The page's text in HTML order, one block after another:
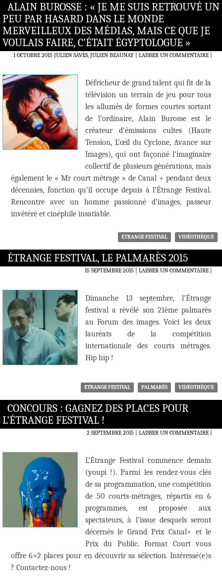
ALAIN BUROSSE : « JE ME SUIS RETROUVÉ UN
PEU PAR HASARD DANS LE MONDE
MERVEILLEUX DES MÉDIAS, MAIS CE QUE JE
VOULAIS FAIRE, C’ÉTAIT ÉGYPTOLOGUE »
1 OCTOBRE 2015 JULIEN SAVÈS, JULIEN BEAUNAY LAISSER UN COMMENTAIRE|
Défricheur de grand talent qui fit de la
télévision un terrain de jeu pour tous
les allumés de formes courtes sortant
de l’ordinaire, Alain Burosse est le
créateur d’émissions cultes (Haute
Tension, L’œil du Cyclone, Avance sur
Images), qui ont façonné l’imaginaire
collectif de plusieurs générations, mais
également le « Mr court métrage » de Canal + pendant deux
décennies, fonction qu’il occupe depuis à l’Étrange Festival.
Rencontre avec un homme passionné d’images, passeur
invétéré et cinéphile insatiable.
ETRANGE FESTIVAL VIDÉOTHÈQUE
ÉTRANGE FESTIVAL, LE PALMARÈS 2015
15 SEPTEMBRE 2015 LAISSER UN COMMENTAIRE|
Dimanche 13 septembre, l’Étrange
festival a révélé son 21ème palmarès
au Forum des images. Voici les deux
lauréats de la compétition
internationale des courts métrages.
Hip hip !
ETRANGE FESTIVAL PALMARÈS VIDÉOTHÈQUE
CONCOURS : GAGNEZ DES PLACES POUR
L’ÉTRANGE FESTIVAL !
2 SEPTEMBRE 2015 LAISSER UN COMMENTAIRE|
L’Étrange Festival commence demain
(youpi !). Parmi les rendez-vous clés
de sa programmation, une compétition
de 50 courts-métrages, répartis en 6
programmes, est proposée aux
spectateurs, à l’issue desquels seront
décernés le Grand Prix Canal+ et le
Prix du Public. Format Court vous
offre 6×2 places pour en découvrir sa sélection. Intéressé(e)s
? Contactez-nous !